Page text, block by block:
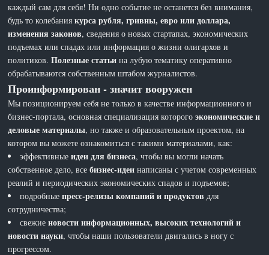
каждый сам для себя! Ни одно событие не останется без внимания,
будь то колебаниякурса рубля, гривны, евро или доллара,
изменения законов, сведения о новых стартапах, экономических
подъемах или спадах или информация о жизни олигархов и
политиков.Полезные статьи на лубую тематику оперативно
обрабатываются собственным штабом журналистов.
Проинформирован - значит вооружен
Мы позиционируем себя не только в качестве информационного и
бизнес-портала, основная специализация которогоэкономические и
деловые материалы, но также и образовательным проектом, на
котором вы можете ознакомиться с такими материалами, как:
эффективныеидеи для бизнеса, чтобы вы могли начать
собственное дело, всебизнес-идеи написаны с учетом современных
реалий и периодических экономических спадов и подъемов;
подробныепресс-релизы компаний и продуктов для
сотрудничества;
свежиеновости информационных, высоких технологий и
новости науки, чтобы наши пользователи двигались в ногу с
прогрессом.